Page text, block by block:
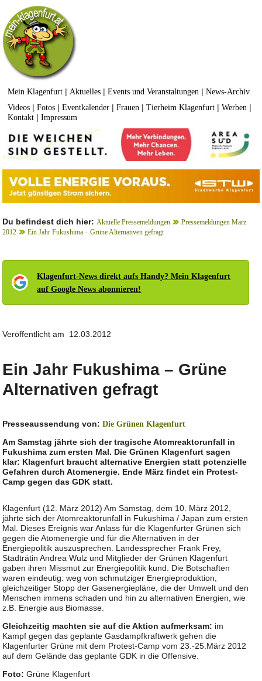
Mein Klagenfurt | Aktuelles |Events und Veranstaltungen |News-Archiv
Videos |Fotos |Eventkalender |Frauen |Tierheim Klagenfurt |Werben |
Kontakt |Impressum
Du befindest dich hier: Aktuelle Pressemeldungen
Pressemeldungen März
2012
Ein Jahr Fukushima – Grüne Alternativen gefragt
Klagenfurt-News direkt aufs Handy? Mein Klagenfurt
auf Google News abonnieren!
Veröffentlicht am 12.03.2012
Ein Jahr Fukushima – Grüne
Alternativen gefragt
Presseaussendung von:Die Grünen Klagenfurt
Am Samstag jährte sich der tragische Atomreaktorunfall in
Fukushima zum ersten Mal. Die Grünen Klagenfurt sagen
klar: Klagenfurt braucht alternative Energien statt potenzielle
Gefahren durch Atomenergie. Ende März findet ein Protest-
Camp gegen das GDK statt.
Klagenfurt (12. März 2012) Am Samstag, dem 10. März 2012,
jährte sich der Atomreaktorunfall in Fukushima / Japan zum ersten
Mal. Dieses Ereignis war Anlass für die Klagenfurter Grünen sich
gegen die Atomenergie und für die Alternativen in der
Energiepolitik auszusprechen. Landessprecher Frank Frey,
Stadträtin Andrea Wulz und Mitglieder der Grünen Klagenfurt
gaben ihren Missmut zur Energiepolitik kund. Die Botschaften
waren eindeutig: weg von schmutziger Energieproduktion,
gleichzeitiger Stopp der Gasenergiepläne, die der Umwelt und den
Menschen immens schaden und hin zu alternativen Energien, wie
z.B. Energie aus Biomasse.
Gleichzeitig machten sie auf die Aktion aufmerksam: im
Kampf gegen das geplante Gasdampfkraftwerk gehen die
Klagenfurter Grüne mit dem Protest-Camp vom 23.-25.März 2012
auf dem Gelände das geplante GDK in die Offensive.
Foto: Grüne Klagenfurt